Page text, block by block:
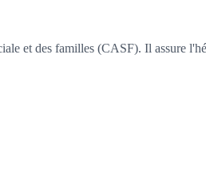
et des familles (CASF). Il assure